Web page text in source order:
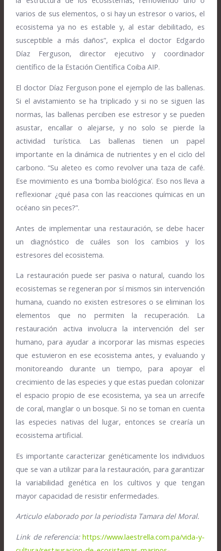
varios de sus elementos, o si hay un estresor o varios, el
ecosistema ya no es estable y, al estar debilitado, es
susceptible a más daños”, explica el doctor Edgardo
Díaz Ferguson, director ejecutivo y coordinador
científico de la Estación Científica Coiba AIP.
El doctor Díaz Ferguson pone el ejemplo de las ballenas.
Si el avistamiento se ha triplicado y si no se siguen las
normas, las ballenas perciben ese estresor y se pueden
asustar, encallar o alejarse, y no solo se pierde la
actividad turística. Las ballenas tienen un papel
importante en la dinámica de nutrientes y en el ciclo del
carbono. “Su aleteo es como revolver una taza de café.
Ese movimiento es una ‘bomba biológica’. Eso nos lleva a
reflexionar ¿qué pasa con las reacciones químicas en un
océano sin peces?”.
Antes de implementar una restauración, se debe hacer
un diagnóstico de cuáles son los cambios y los
estresores del ecosistema.
La restauración puede ser pasiva o natural, cuando los
ecosistemas se regeneran por sí mismos sin intervención
humana, cuando no existen estresores o se eliminan los
elementos que no permiten la recuperación. La
restauración activa involucra la intervención del ser
humano, para ayudar a incorporar las mismas especies
que estuvieron en ese ecosistema antes, y evaluando y
monitoreando durante un tiempo, para apoyar el
crecimiento de las especies y que estas puedan colonizar
el espacio propio de ese ecosistema, ya sea un arrecife
de coral, manglar o un bosque. Si no se toman en cuenta
las especies nativas del lugar, entonces se crearía un
ecosistema artificial.
Es importante caracterizar genéticamente los individuos
que se van a utilizar para la restauración, para garantizar
la variabilidad genética en los cultivos y que tengan
mayor capacidad de resistir enfermedades.
Articulo elaborado por la periodista Tamara del Moral.
Link de referencia: https://www.laestrella.com.pa/vida-y-